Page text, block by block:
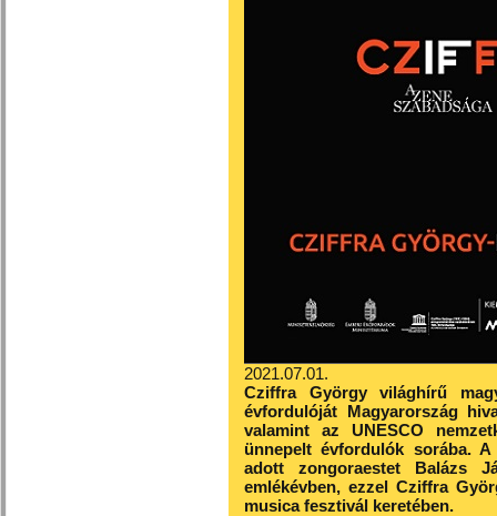
2021.07.01.
Cziffra György világhírű
évfordulóját Magyarország
valamint az UNESCO
ünnepelt évfordulók sorába.
adott zongoraestet Balázs
emlékévben, ezzel Cziffra
musica fesztivál keretében.